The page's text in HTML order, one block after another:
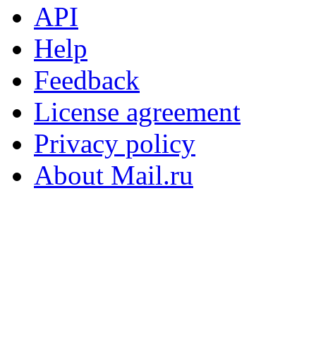
API
Help
Feedback
License agreement
Privacy policy
About Mail.ru